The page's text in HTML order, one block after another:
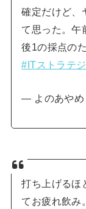
確定だけど、
て思った。
後1の採点の
#ITストラテ
— よのあや
打ち上げるほ
てお疲れ飲み